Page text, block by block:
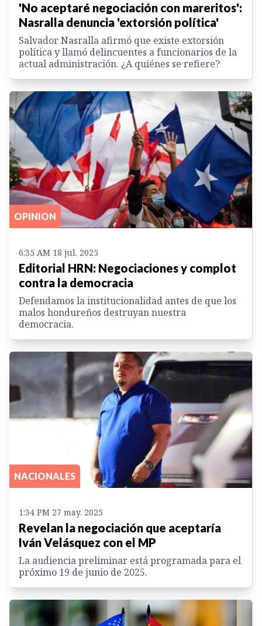
'No aceptaré negociación con mareritos':
Nasralla denuncia 'extorsión política'
Salvador Nasralla afirmó que existe extorsión
política y llamó delincuentes a funcionarios de la
actual administración. ¿A quiénes se refiere?
OPINION
6:35 AM 18 jul. 2025
Editorial HRN: Negociaciones y complot
contra la democracia
Defendamos la institucionalidad antes de que los
malos hondureños destruyan nuestra
democracia.
NACIONALES
1:34 PM 27 may. 2025
Revelan la negociación que aceptaría
Iván Velásquez con el MP
La audiencia preliminar está programada para el
próximo 19 de junio de 2025.